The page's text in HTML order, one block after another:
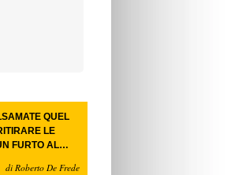
QUEL
LE
FURTO AL
di Roberto De Frede